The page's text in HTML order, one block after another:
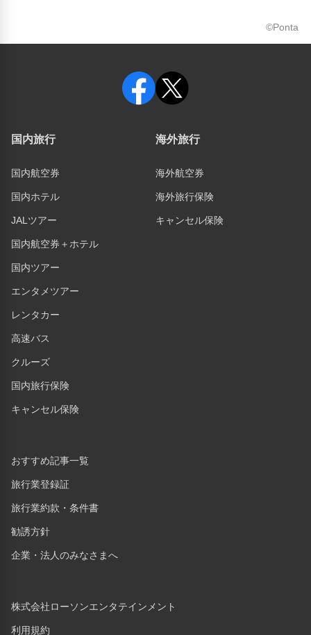
©Ponta
国内旅行
国内航空券
国内ホテル
JALツアー
国内航空券＋ホテル
国内ツアー
エンタメツアー
レンタカー
高速バス
クルーズ
国内旅行保険
キャンセル保険
海外旅行
海外航空券
海外旅行保険
キャンセル保険
おすすめ記事一覧
旅行業登録証
旅行業約款・条件書
勧誘方針
企業・法人のみなさまへ
株式会社ローソンエンタテインメント
利用規約